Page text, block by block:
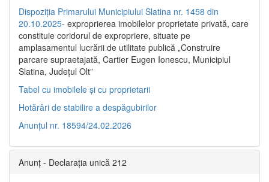
Dispoziția Primarului Municipiului Slatina nr. 1458 din
20.10.2025- exproprierea imobilelor proprietate privată, care
constituie coridorul de expropriere, situate pe
amplasamentul lucrării de utilitate publică „Construire
parcare supraetajată, Cartier Eugen Ionescu, Municipiul
Slatina, Județul Olt”
Tabel cu imobilele și cu proprietarii
Hotărâri de stabilire a despăgubirilor
Anunțul nr. 18594/24.02.2026
Anunț - Declarația unică 212